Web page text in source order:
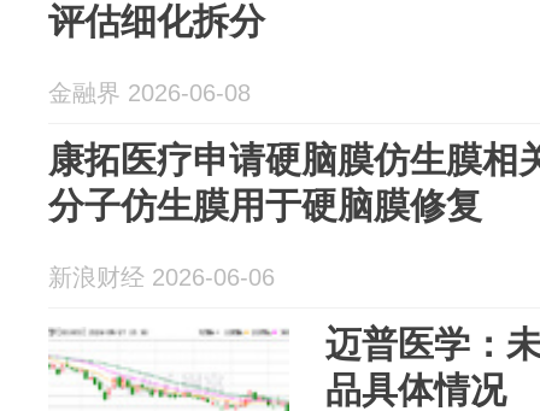
评估细化拆分
金融界 2026-06-08
康拓医疗申请硬脑膜仿生膜相
分子仿生膜用于硬脑膜修复
新浪财经 2026-06-06
迈普医学：
品具体情况